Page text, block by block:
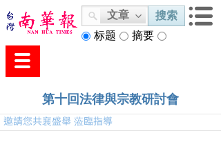
文章
搜索
标题
摘要
第十回法律與宗教研討會
邀請您共襄盛舉 蒞臨指導